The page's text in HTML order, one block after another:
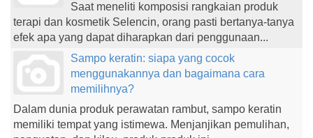
Saat meneliti komposisi rangkaian produk
terapi dan kosmetik Selencin, orang pasti bertanya-tanya
efek apa yang dapat diharapkan dari penggunaan...
Sampo keratin: siapa yang cocok
menggunakannya dan bagaimana cara
memilihnya?
Dalam dunia produk perawatan rambut, sampo keratin
memiliki tempat yang istimewa. Menjanjikan pemulihan,